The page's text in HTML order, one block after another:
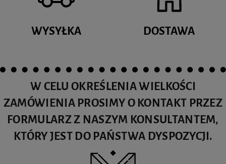
WYSYŁKA DOSTAWA
W CELU OKREŚLENIA WIELKOŚCI
ZAMÓWIENIA PROSIMY O KONTAKT PRZEZ
FORMULARZ Z NASZYM KONSULTANTEM,
KTÓRY JEST DO PAŃSTWA DYSPOZYCJI.